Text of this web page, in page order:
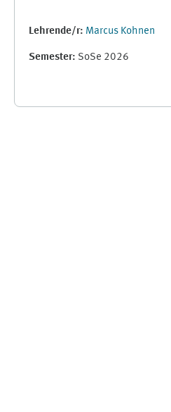
Lehrende/r: Marcus Kohnen
Semester: SoSe 2026